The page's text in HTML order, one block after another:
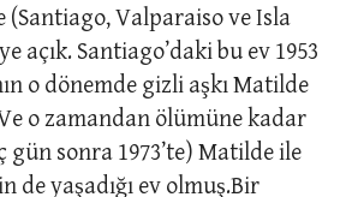
(Santiago, Valparaiso ve Isla
açık. Santiago’daki bu ev 1953
o dönemde gizli aşkı Matilde
o zamandan ölümüne kadar
sonra 1973’te) Matilde ile
de yaşadığı ev olmuş.Bir